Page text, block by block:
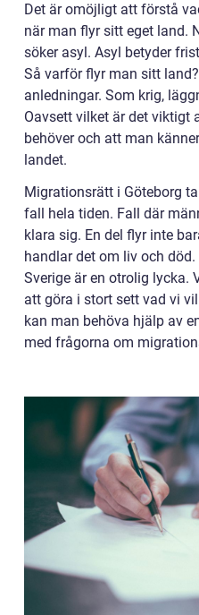
Det är omöjligt att förstå
när man flyr sitt eget land.
söker asyl. Asyl betyder
Så varför flyr man sitt
anledningar. Som krig,
Oavsett vilket är det viktigt
behöver och att man
landet.
Migrationsrätt i Göteborg
fall hela tiden. Fall där
klara sig. En del flyr inte
handlar det om liv och
Sverige är en otrolig lycka.
att göra i stort sett vad vi
kan man behöva hjälp av
med frågorna om